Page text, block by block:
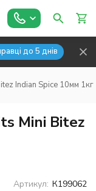
до 5 днів
Indian Spice 10мм 1кг
Mini Bitez
Артикул: К199062